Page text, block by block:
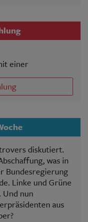
einer
diskutiert.
was in
Bundesregierung
Linke und Grüne
Und nun
aus